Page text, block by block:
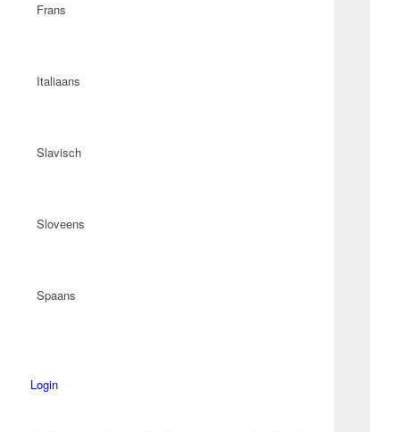
Frans
Italiaans
Slavisch
Sloveens
Spaans
Login